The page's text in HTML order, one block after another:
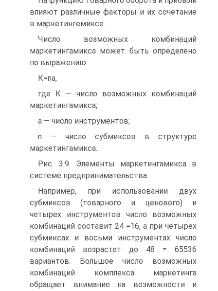
влияют различные факторы и их сочетание
в маркетингемиксе.
Число возможных комбинаций
маркетингамикса может быть определено
по выражению:
К=nа,
где К — число возможных комбинаций
маркетингамикса;
а — число инструментов;
n — число субмиксов в структуре
маркетингамикса.
Рис. 3.9. Элементы маркетингамикса в
системе предпринимательства
Например, при использовании двух
субмиксов (товарного и ценового) и
четырех инструментов число возможных
комбинаций составит 24 =16, а при четырех
субмиксах и восьми инструментах число
комбинаций возрастет до 48 = 65536
вариантов. Большое число возможных
комбинаций комплекса маркетинга
обращает внимание на возможности и